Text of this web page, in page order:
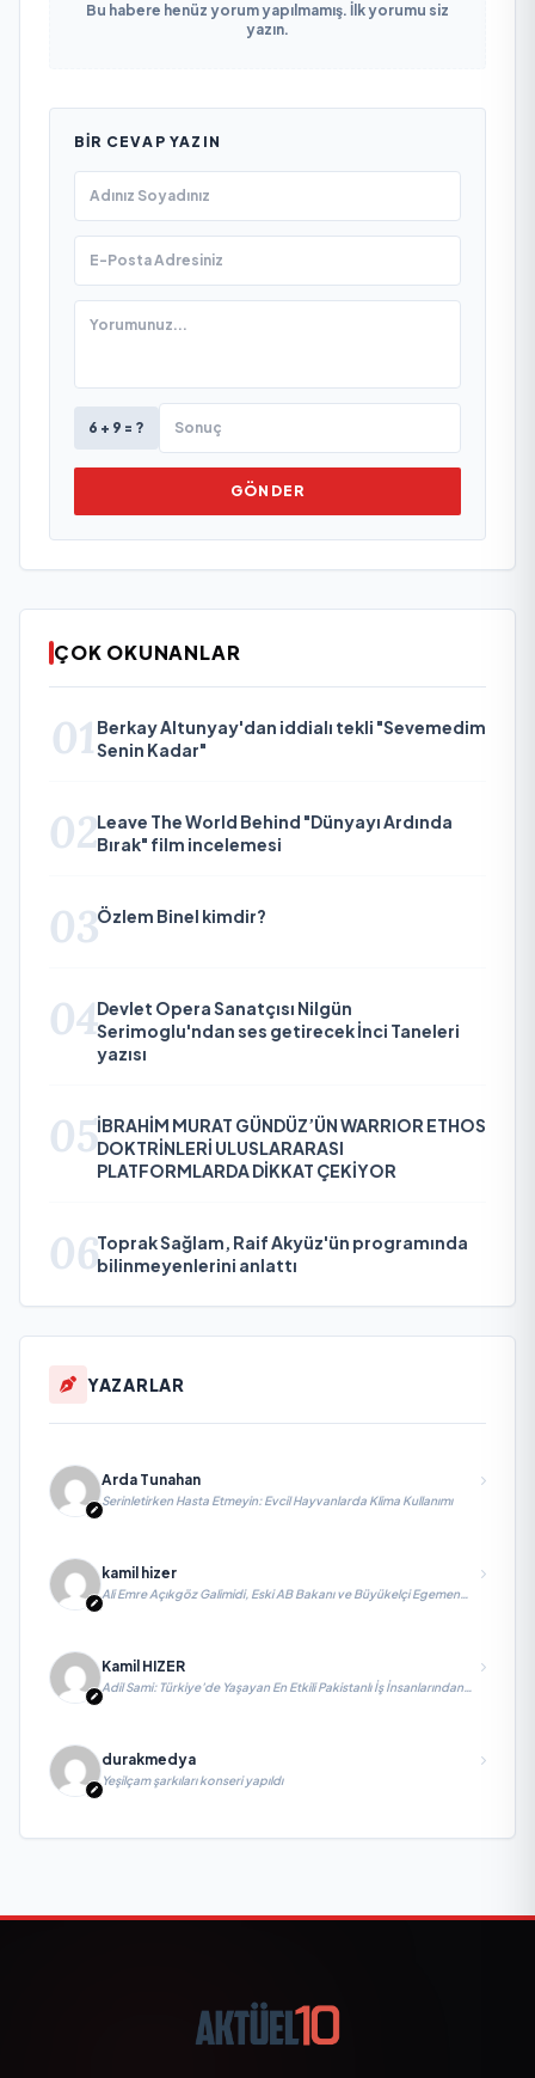
Bu habere henüz yorum yapılmamış. İlk yorumu siz
yazın.
BIR CEVAP YAZIN
6 + 9 = ?
GÖNDER
ÇOK OKUNANLAR
01 Berkay Altunyay'dan iddialı tekli "Sevemedim
Senin Kadar"
02Leave The World Behind "Dünyayı Ardında
Bırak" film incelemesi
03Özlem Binel kimdir?
04Devlet Opera Sanatçısı Nilgün
Serimoglu'ndan ses getirecek İnci Taneleri
yazısı
05İBRAHİM MURAT GÜNDÜZ’ÜN WARRIOR ETHOS
DOKTRİNLERİ ULUSLARARASI
PLATFORMLARDA DİKKAT ÇEKİYOR
06Toprak Sağlam, Raif Akyüz'ün programında
bilinmeyenlerini anlattı
YAZARLAR
Arda Tunahan
Serinletirken Hasta Etmeyin: Evcil Hayvanlarda Klima Kullanımı
kamil hizer
Ali Emre Açıkgöz Galimidi, Eski AB Bakanı ve Büyükelçi Egemen
Bağış ile değerlendirmelerde bulundu
Kamil HIZER
Adil Sami: Türkiye’de Yaşayan En Etkili Pakistanlı İş İnsanlarından
Biri, Yatırım ve Ekonomik Diplomasiyi Güçlendiriyor
durakmedya
Yeşilçam şarkıları konseri yapıldı